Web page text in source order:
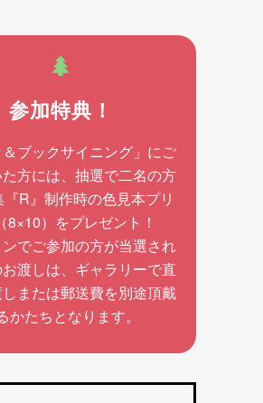
参加特典！
＆ブックサイニング」にご
方には、抽選で二名の方
R』制作時の色見本プリ
8×10）をプレゼント！
でご参加の方が当選され
渡しは、ギャラリーで直
または郵送費を別途頂戴
かたちとなります。